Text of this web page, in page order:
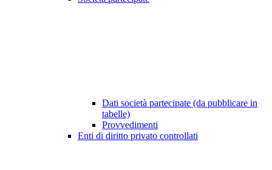
Dati società partecipate (da pubblicare in
tabelle)
Provvedimenti
Enti di diritto privato controllati